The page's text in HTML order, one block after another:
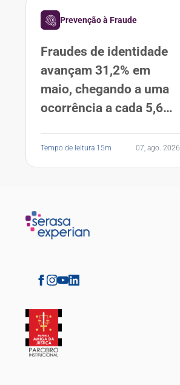
Prevenção à Fraude
Fraudes de identidade
avançam 31,2% em
maio, chegando a uma
ocorrência a cada 5,6
Serasa Experian
Tempo de leitura 15m 07, ago. 2026